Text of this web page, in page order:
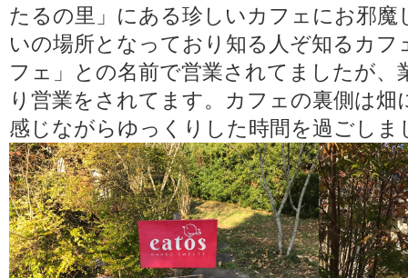
たるの里」にある珍しいカフェにお邪魔
いの場所となっており知る人ぞ知るカ
フェ」との名前で営業されてましたが、
り営業をされてます。カフェの裏側は
感じながらゆっくりした時間を過ごしま